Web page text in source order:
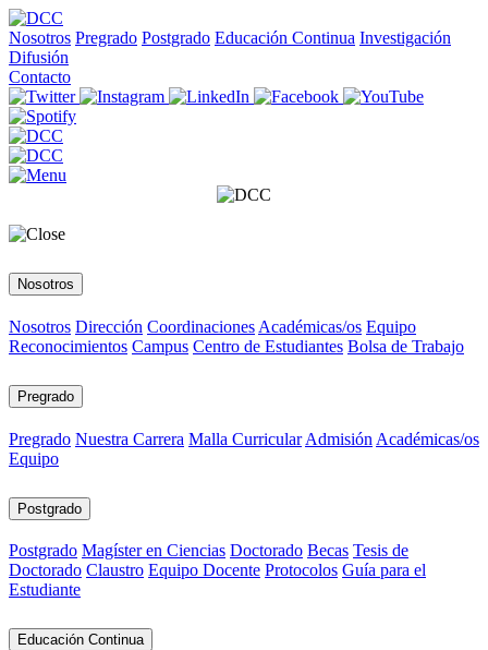
Nosotros Pregrado Postgrado Educación Continua Investigación
Difusión
Contacto
Nosotros
Nosotros Dirección Coordinaciones Académicas/os Equipo
Reconocimientos Campus Centro de Estudiantes Bolsa de Trabajo
Pregrado
Pregrado Nuestra Carrera Malla Curricular Admisión Académicas/os
Equipo
Postgrado
Postgrado Magíster en Ciencias Doctorado Becas Tesis de
Doctorado Claustro Equipo Docente Protocolos Guía para el
Estudiante
Educación Continua